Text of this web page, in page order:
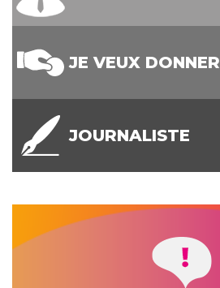
JE VEUX DONNER
JOURNALISTE